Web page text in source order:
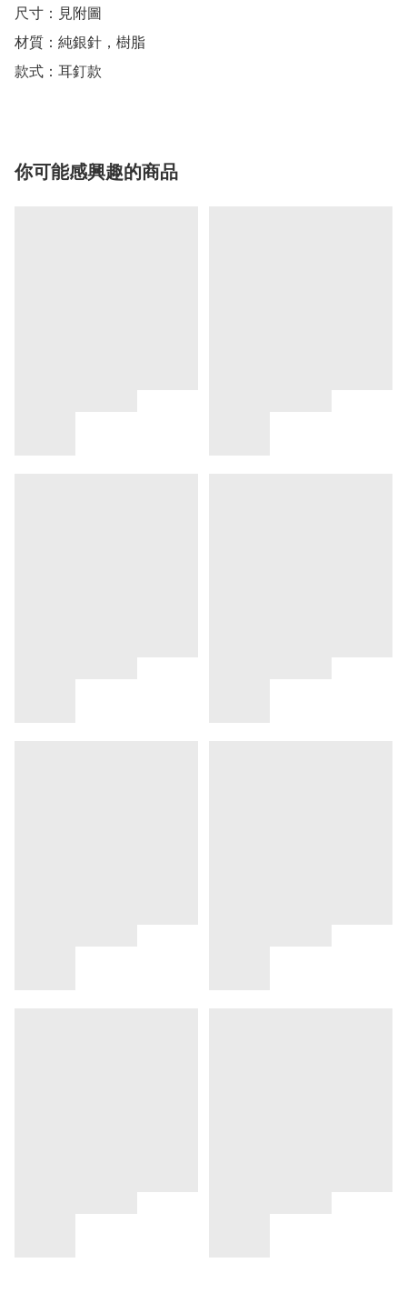
尺寸：見附圖
材質：純銀針，樹脂
款式：耳釘款
你可能感興趣的商品